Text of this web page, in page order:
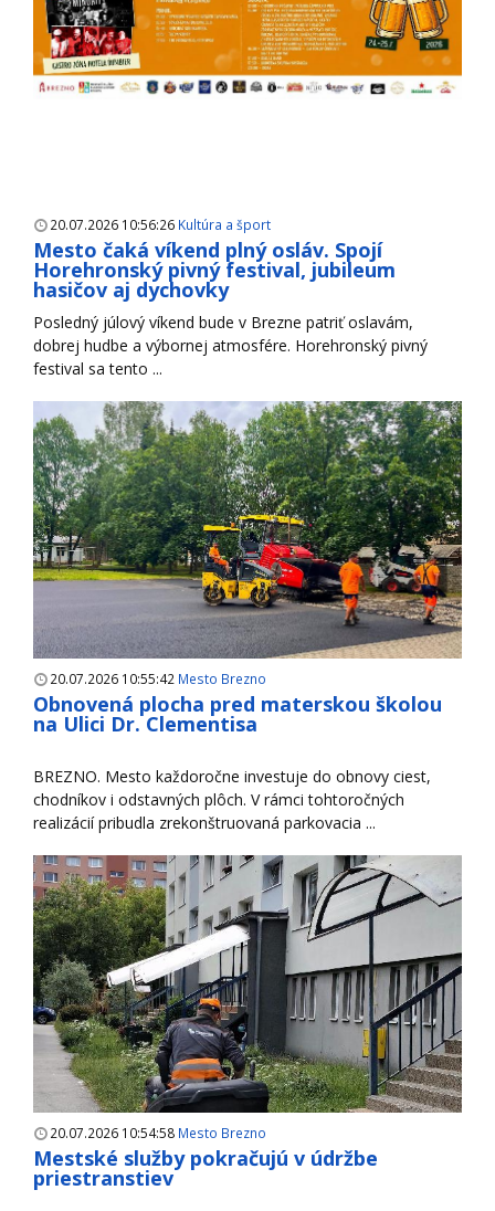
20.07.2026 10:56:26 Kultúra a šport
Mesto čaká víkend plný osláv. Spojí
Horehronský pivný festival, jubileum
hasičov aj dychovky
Posledný júlový víkend bude v Brezne patriť oslavám,
dobrej hudbe a výbornej atmosfére. Horehronský pivný
festival sa tento ...
20.07.2026 10:55:42 Mesto Brezno
Obnovená plocha pred materskou školou
na Ulici Dr. Clementisa
BREZNO. Mesto každoročne investuje do obnovy ciest,
chodníkov i odstavných plôch. V rámci tohtoročných
realizácií pribudla zrekonštruovaná parkovacia ...
20.07.2026 10:54:58 Mesto Brezno
Mestské služby pokračujú v údržbe
priestranstiev